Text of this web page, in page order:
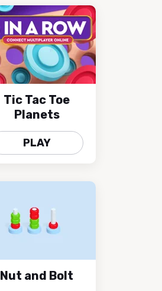
Tic Tac Toe
Planets
PLAY
Nut and Bolt